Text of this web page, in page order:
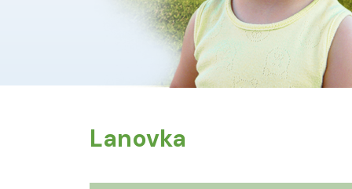
Lanovka